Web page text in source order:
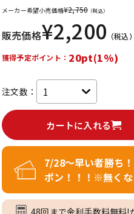
メーカー希望小売価格¥2,750 （税込）
販売価格¥2,200 （税込）
獲得予定ポイント： 20pt(1%)
注文数：
カートに入れる
7/28～早い者勝ち
ポン！！！※無く